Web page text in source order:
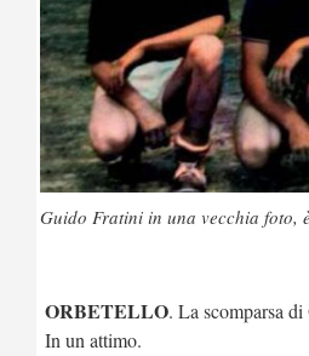
Guido Fratini in una vecchia foto,
ORBETELLO. La scomparsa di
In un attimo.